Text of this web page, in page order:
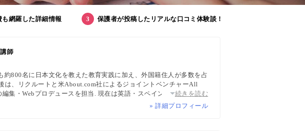
網羅した詳細情報 保護者が投稿したリアルな口コミ体験談！
師
800名に日本文化を教えた教育実践に加え、外国籍住人が多数を占
、リクルートと米About.com社によるジョイントベンチャーAll
集・Webプロデュースを担当. 現在は英語・スペイン語・中国語・
バイリンガル育児、おうち英語、子どもオンライン英会話に関する
続きを読む
» 詳細プロフィール